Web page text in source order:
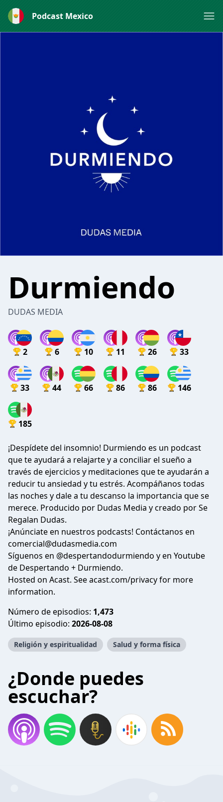
Podcast Mexico
Durmiendo
DUDAS MEDIA
2 6 10 11 26 33
33 44 66 86 86 146
185
¡Despídete del insomnio! Durmiendo es un podcast
que te ayudará a relajarte y a conciliar el sueño a
través de ejercicios y meditaciones que te ayudarán a
reducir tu ansiedad y tu estrés. Acompáñanos todas
las noches y dale a tu descanso la importancia que se
merece. Producido por Dudas Media y creado porSe
Regalan Dudas.
¡Anúnciate en nuestros podcasts! Contáctanos en
comercial@dudasmedia.com
Síguenos en @despertandodurmiendo y en Youtube
de Despertando + Durmiendo.
Hosted on Acast. Seeacast.com/privacyfor more
information.
Número de episodios: 1,473
Último episodio: 2026-08-08
Religión y espiritualidad Salud y forma física
¿Donde puedes
escuchar?